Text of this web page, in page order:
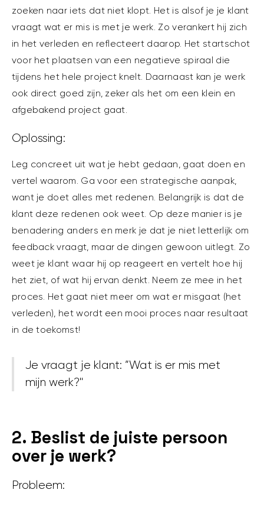
zoeken naar iets dat niet klopt. Het is alsof je je klant
vraagt wat er mis is met je werk. Zo verankert hij zich
in het verleden en reflecteert daarop. Het startschot
voor het plaatsen van een negatieve spiraal die
tijdens het hele project knelt. Daarnaast kan je werk
ook direct goed zijn, zeker als het om een klein en
afgebakend project gaat.
Oplossing:
Leg concreet uit wat je hebt gedaan, gaat doen en
vertel waarom. Ga voor een strategische aanpak,
want je doet alles met redenen. Belangrijk is dat de
klant deze redenen ook weet. Op deze manier is je
benadering anders en merk je dat je niet letterlijk om
feedback vraagt, maar de dingen gewoon uitlegt. Zo
weet je klant waar hij op reageert en vertelt hoe hij
het ziet, of wat hij ervan denkt. Neem ze mee in het
proces. Het gaat niet meer om wat er misgaat (het
verleden), het wordt een mooi proces naar resultaat
in de toekomst!
Je vraagt ​​je klant: ”Wat is er mis met
mijn werk?"
2. Beslist de juiste persoon
over je werk?
Probleem: